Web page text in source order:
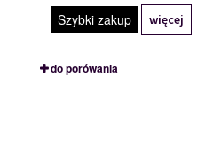
Szybki zakup więcej
do porówania